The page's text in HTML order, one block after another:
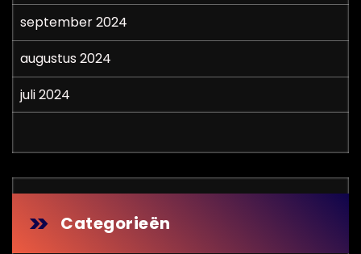
september 2024
augustus 2024
juli 2024
Categorieën